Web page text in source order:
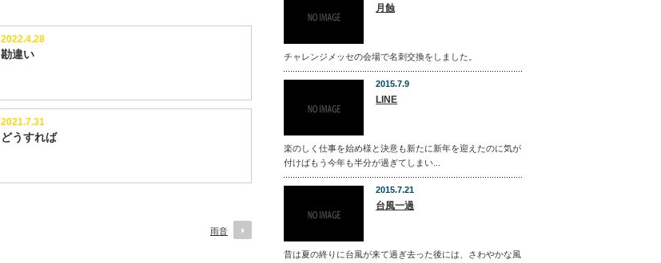
2022.4.28
勘違い
2021.7.31
どうすれば
雨音
月蝕
チャレンジメッセの会場で名刺交換をしました。
2015.7.9
LINE
楽のしく仕事を始め様と決意も新たに新年を迎えたのに気が
付けばもう今年も半分が過ぎてしまい...
2015.7.21
台風一過
昔は夏の終りに台風が来て過ぎ去った後には、さわやかな風